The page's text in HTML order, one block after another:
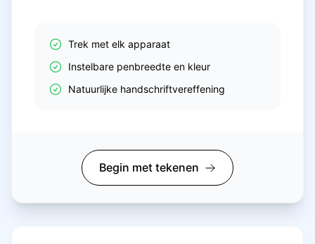
Trek met elk apparaat
Instelbare penbreedte en kleur
Natuurlijke handschriftvereffening
Begin met tekenen